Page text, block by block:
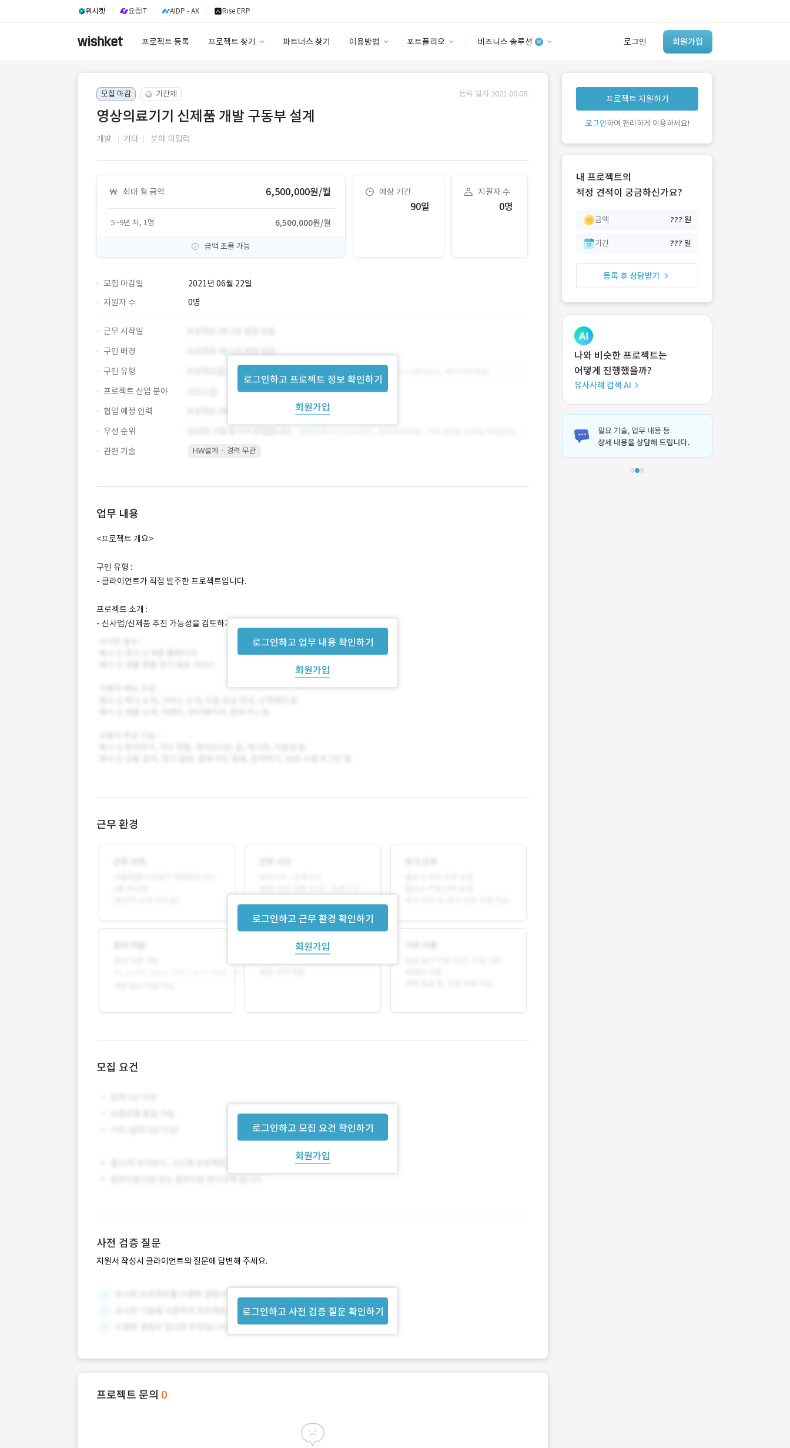
위시켓 요즘IT AIDP - AX Rise ERP
프로젝트 등록 프로젝트 찾기 파트너스 찾기 이용방법 포트폴리오 비즈니스 솔루션 로그인 회원가입
안심 코드 케어
유사사례 검색 AI
‘이런 거’ 만들어본
개발 회사 있어?
모집 마감 기간제 등록 일자 2021.06.08.
영상의료기기 신제품 개발 구동부 설계
개발 기타 분야 미입력
최대 월 금액 6,500,000원/월
5~9년 차, 1명 6,500,000원/월
금액 조율 가능
예상 기간
90일
지원자 수
0명
모집 마감일
2021년 06월 22일
지원자 수
0명
로그인하고 프로젝트 정보 확인하기
회원가입
근무 시작일
구인 배경
구인 유형
프로젝트 산업 분야
협업 예정 인력
우선 순위
관련 기술
HW설계 · 경력 무관
업무 내용
로그인하고 업무 내용 확인하기
회원가입
<프로젝트 개요>
구인 유형 :
- 클라이언트가 직접 발주한 프로젝트입니다.
프로젝트 소개 :
- 신사업/신제품 추진 가능성을 검토하기 위해 프로토타입을 제작함
근무 환경
로그인하고 근무 환경 확인하기
회원가입
모집 요건
로그인하고 모집 요건 확인하기
회원가입
사전 검증 질문
지원서 작성시 클라이언트의 질문에 답변해 주세요.
로그인하고 사전 검증 질문 확인하기
프로젝트 문의 0
프로젝트 지원하기
로그인하여 편리하게 이용하세요!
내 프로젝트의
적정 견적이 궁금하신가요?
금액 ??? 원
기간 ??? 일
등록 후 상담받기
나와 비슷한 프로젝트는
어떻게 진행했을까?
유사사례 검색 AI